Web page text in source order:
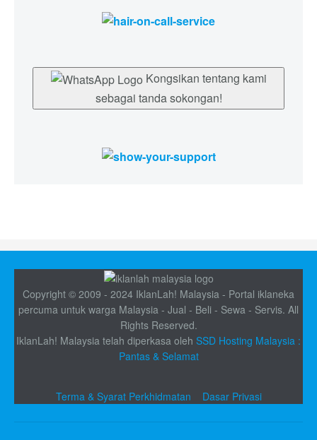
sebagai tanda sokongan!
Copyright © 2009 - 2024 IklanLah! Malaysia - Portal iklaneka
percuma untuk warga Malaysia - Jual - Beli - Sewa - Servis. All
Rights Reserved.
IklanLah! Malaysia telah diperkasa oleh SSD Hosting Malaysia :
Pantas & Selamat
Terma & Syarat Perkhidmatan Dasar Privasi